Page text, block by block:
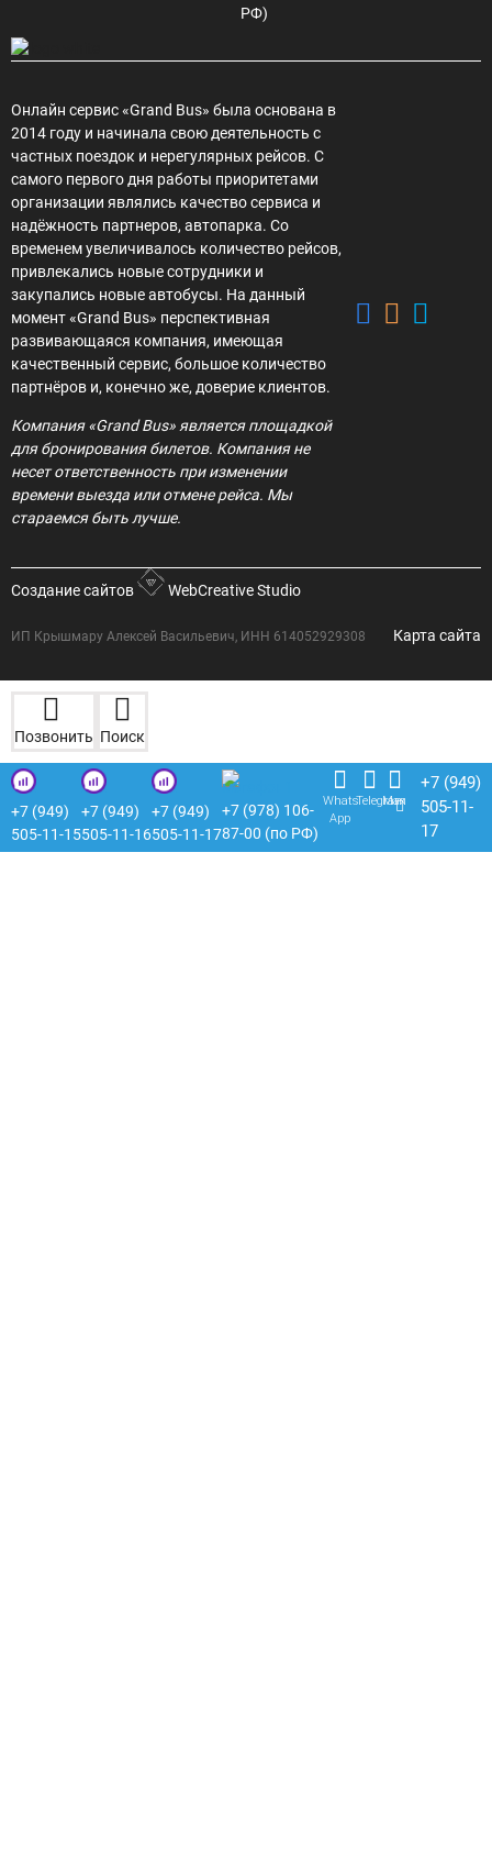
РФ)
Онлайн сервис «Grand Bus» была основана в
2014 году и начинала свою деятельность с
частных поездок и нерегулярных рейсов. С
самого первого дня работы приоритетами
организации являлись качество сервиса и
надёжность партнеров, автопарка. Со
временем увеличивалось количество рейсов,
привлекались новые сотрудники и
закупались новые автобусы. На данный
момент «Grand Bus» перспективная
развивающаяся компания, имеющая
качественный сервис, большое количество
партнёров и, конечно же, доверие клиентов.
Компания «Grand Bus» является площадкой
для бронирования билетов. Компания не
несет ответственность при изменении
времени выезда или отмене рейса. Мы
стараемся быть лучше.
Создание сайтов WebCreative Studio
ИП Крышмару Алексей Васильевич, ИНН 614052929308 Карта сайта
Позвонить Поиск
+7 (949)
505-11-15
+7 (949)
505-11-16
+7 (949)
505-11-17
+7 (978) 106-
87-00 (по РФ)
Whats
App
Telegram
Max
+7 (949)
505-11-
17